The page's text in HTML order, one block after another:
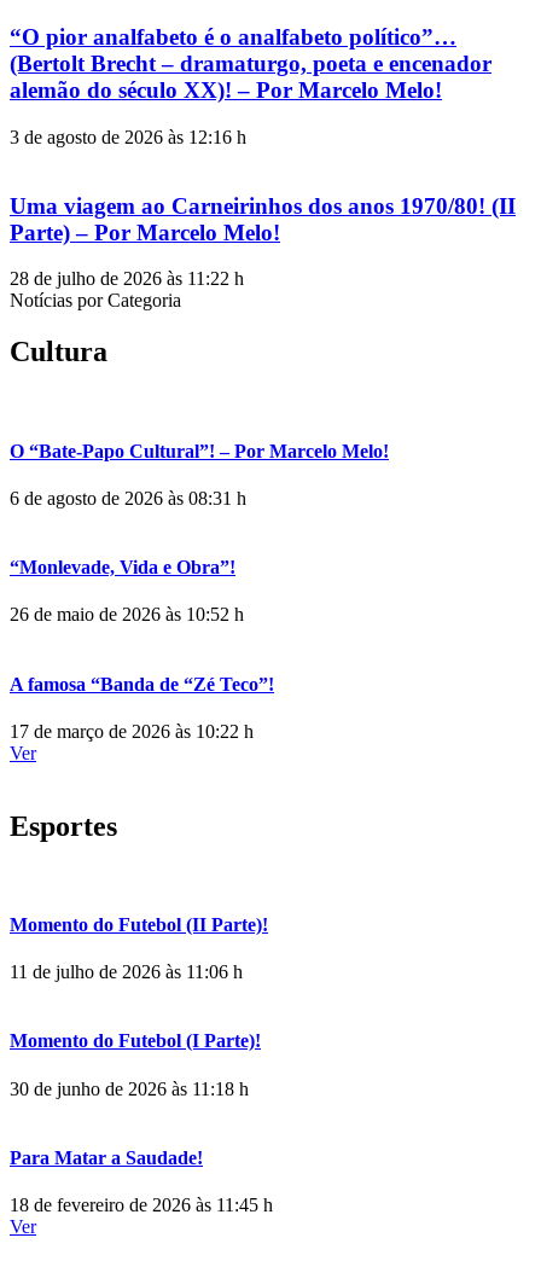
“O pior analfabeto é o analfabeto político”…
(Bertolt Brecht – dramaturgo, poeta e encenador
alemão do século XX)! – Por Marcelo Melo!
3 de agosto de 2026 às 12:16 h
Uma viagem ao Carneirinhos dos anos 1970/80! (II
Parte) – Por Marcelo Melo!
28 de julho de 2026 às 11:22 h
Notícias por Categoria
Cultura
O “Bate-Papo Cultural”! – Por Marcelo Melo!
6 de agosto de 2026 às 08:31 h
“Monlevade, Vida e Obra”!
26 de maio de 2026 às 10:52 h
A famosa “Banda de “Zé Teco”!
17 de março de 2026 às 10:22 h
Ver
Esportes
Momento do Futebol (II Parte)!
11 de julho de 2026 às 11:06 h
Momento do Futebol (I Parte)!
30 de junho de 2026 às 11:18 h
Para Matar a Saudade!
18 de fevereiro de 2026 às 11:45 h
Ver